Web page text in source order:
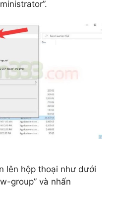
lên hộp thoại như dưới
group” và nhấn